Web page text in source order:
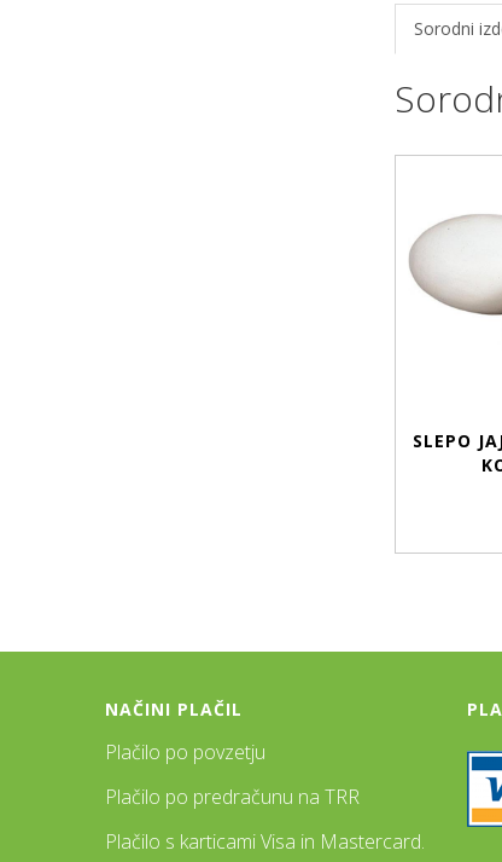
Sorodni
SLEPO
NAČINI PLAČIL
Plačilo po povzetju
Plačilo po predračunu na TRR
Plačilo s karticami Visa in Mastercard.